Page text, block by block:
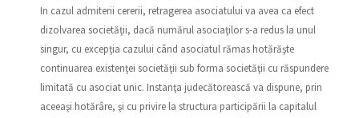
In cazul admiterii cererii, retragerea asociatului va avea ca efect
dizolvarea societăţii, dacă numărul asociaţilor s-a redus la unul
singur, cu excepţia cazului când asociatul rămas hotărăşte
continuarea existenţei societăţii sub forma societăţii cu răspundere
limitată cu asociat unic. Instanţa judecătorească va dispune, prin
aceeaşi hotărâre, şi cu privire la structura participării la capitalul